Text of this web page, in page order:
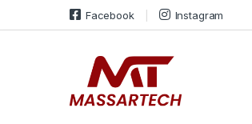
Skip to navigation
Skip to content Facebook Instagram